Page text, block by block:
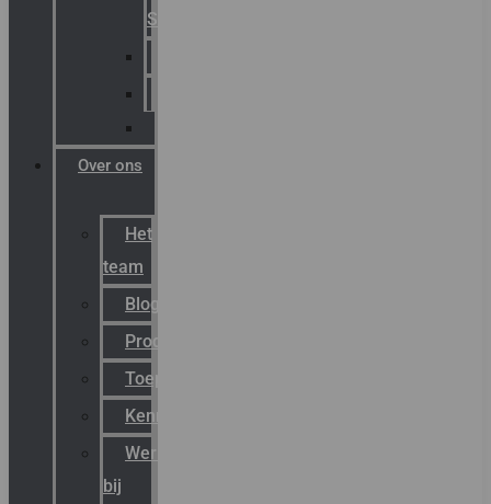
Signals
Over ons
Het
team
Blog
Productnieuws
Toepassingen
Kenniscentrum
Werken
bij